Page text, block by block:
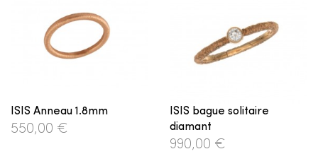
ISIS Anneau 1.8mm
550,00 €
ISIS bague solitaire
diamant
990,00 €